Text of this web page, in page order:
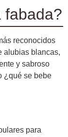
fabada?
reconocidos
alubias blancas,
y sabroso
¿qué se bebe
para